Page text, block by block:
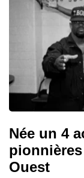
Née un 4
Ouest